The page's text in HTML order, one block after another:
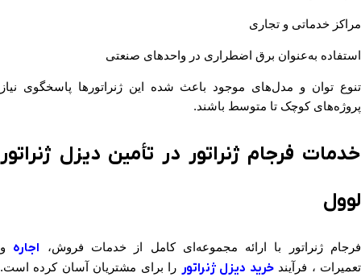
مراکز خدماتی و تجاری
استفاده به‌عنوان برق اضطراری در واحدهای صنعتی
تنوع توان و مدل‌های موجود باعث شده این ژنراتورها پاسخگوی نیاز
پروژه‌های کوچک تا متوسط باشند.
خدمات فرجام ژنراتور در تأمین دیزل ژنراتور
لوول
فرجام ژنراتور با ارائه مجموعه‌ای کامل از خدمات فروش، اجاره و
تعمیرات ، فرآیندخرید دیزل ژنراتور را برای مشتریان آسان کرده است.